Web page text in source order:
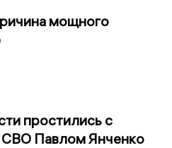
мощного
простились с
Павлом Янченко